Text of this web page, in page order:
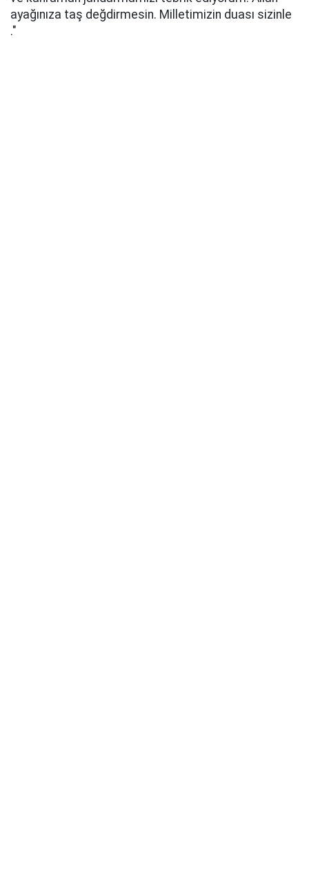
ayağınıza taş değdirmesin. Milletimizin duası sizinle
."